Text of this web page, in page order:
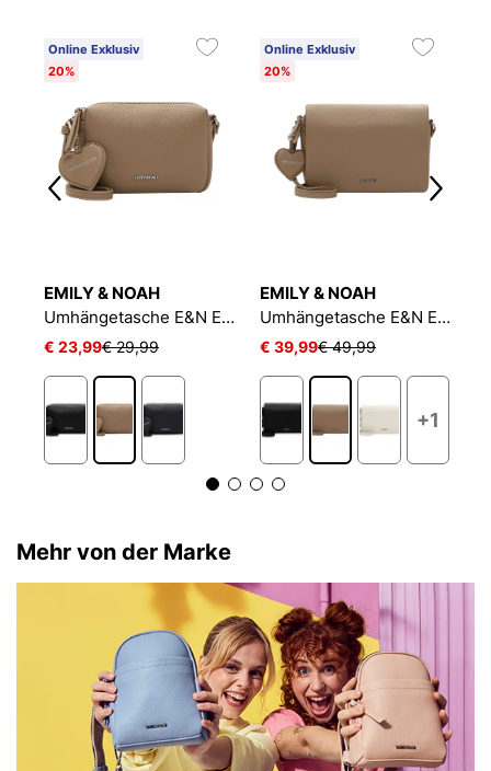
Online Exklusiv
20%
EMILY & NOAH
Umhängetasche E&N Enie
€ 23,99€ 29,99
Online Exklusiv
20%
EMILY & NOAH
Umhängetasche E&N Enie
€ 39,99€ 49,99
+1
Mehr von der Marke